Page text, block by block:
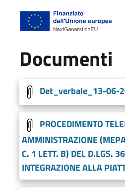
Documenti
Det_verbale_13-06-
PROCEDIMENTO
AMMINISTRAZIONE
C. 1 LETT. B) DEL D.LGS.
INTEGRAZIONE ALLA